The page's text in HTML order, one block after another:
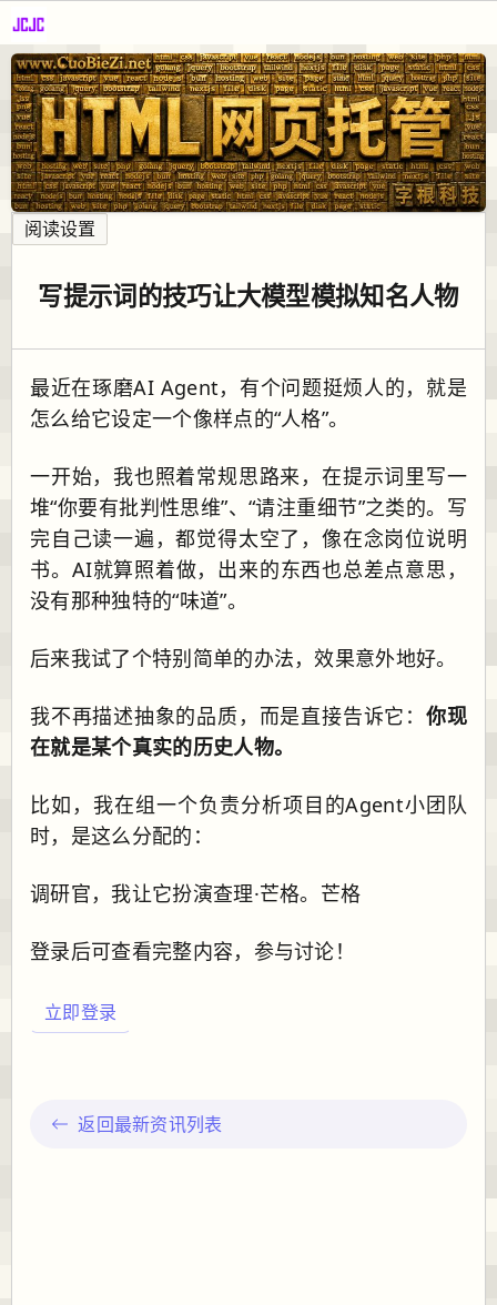
阅读设置
写提示词的技巧让大模型模拟知名人物
最近在琢磨AI Agent，有个问题挺烦人的，就是
怎么给它设定一个像样点的“人格”。
一开始，我也照着常规思路来，在提示词里写一
堆“你要有批判性思维”、“请注重细节”之类的。写
完自己读一遍，都觉得太空了，像在念岗位说明
书。AI就算照着做，出来的东西也总差点意思，
没有那种独特的“味道”。
后来我试了个特别简单的办法，效果意外地好。
我不再描述抽象的品质，而是直接告诉它： 你现
在就是某个真实的历史人物。
比如，我在组一个负责分析项目的Agent小团队
时，是这么分配的：
调研官，我让它扮演查理·芒格。芒格
登录后可查看完整内容，参与讨论！
立即登录
返回最新资讯列表